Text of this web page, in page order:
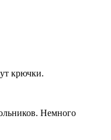
крючки.
Немного